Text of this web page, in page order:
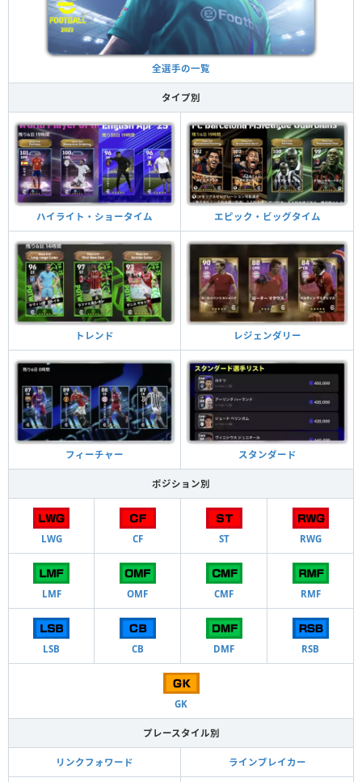
全選手の一覧
タイプ別
ハイライト・ショータイム エピック・ビッグタイム
トレンド レジェンダリー
フィーチャー スタンダード
ポジション別
LWG CF ST RWG
LMF OMF CMF RMF
LSB CB DMF RSB
GK
プレースタイル別
リンクフォワード ラインブレイカー